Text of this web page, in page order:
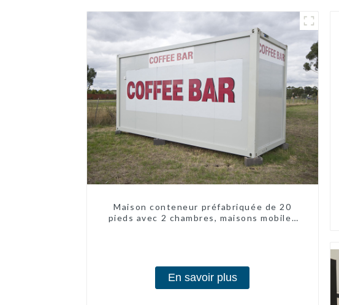
Maison conteneur préfabriquée de 20
pieds avec 2 chambres, maisons mobiles
En savoir plus